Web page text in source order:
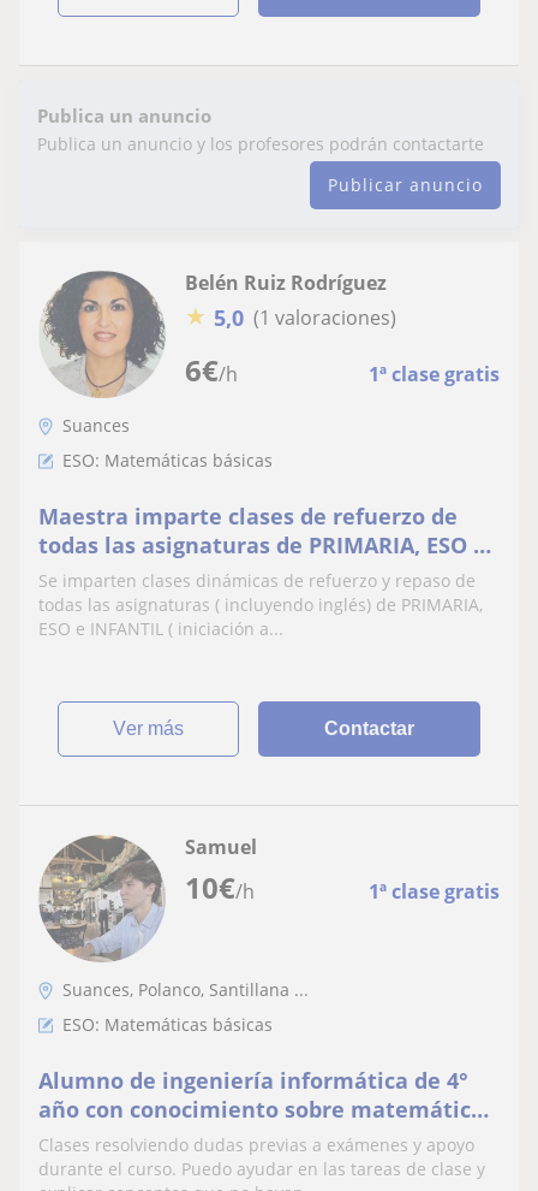
Publica un anuncio
Publica un anuncio y los profesores podrán contactarte
Publicar anuncio
6€/h 1ª clase gratis
Belén Ruiz Rodríguez
★ 5,0 (1 valoraciones)
Suances
ESO: Matemáticas básicas
Maestra imparte clases de refuerzo de
todas las asignaturas de PRIMARIA, ESO e
INAFANTIL( inicio lectoescritura y pre-
matemáticas)
Se imparten clases dinámicas de refuerzo y repaso de
todas las asignaturas ( incluyendo inglés) de PRIMARIA,
ESO e INFANTIL ( iniciación a...
ver más Contactar
10€/h 1ª clase gratis
Samuel
Suances, Polanco, Santillana ...
ESO: Matemáticas básicas
Alumno de ingeniería informática de 4°
año con conocimiento sobre matemáticas
y capacidad de aprender con el fin de
enseñar
Clases resolviendo dudas previas a exámenes y apoyo
durante el curso. Puedo ayudar en las tareas de clase y